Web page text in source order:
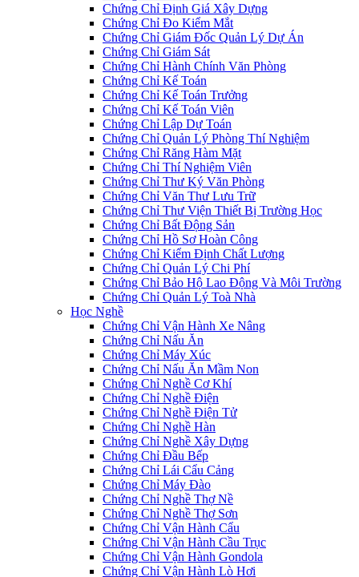
Chứng Chỉ Định Giá Xây Dựng
Chứng Chỉ Đo Kiểm Mắt
Chứng Chỉ Giám Đốc Quản Lý Dự Án
Chứng Chỉ Giám Sát
Chứng Chỉ Hành Chính Văn Phòng
Chứng Chỉ Kế Toán
Chứng Chỉ Kế Toán Trưởng
Chứng Chỉ Kế Toán Viên
Chứng Chỉ Lập Dự Toán
Chứng Chỉ Quản Lý Phòng Thí Nghiệm
Chứng Chỉ Răng Hàm Mặt
Chứng Chỉ Thí Nghiệm Viên
Chứng Chỉ Thư Ký Văn Phòng
Chứng Chỉ Văn Thư Lưu Trữ
Chứng Chỉ Thư Viện Thiết Bị Trường Học
Chứng Chỉ Bất Động Sản
Chứng Chỉ Hồ Sơ Hoàn Công
Chứng Chỉ Kiểm Định Chất Lượng
Chứng Chỉ Quản Lý Chi Phí
Chứng Chỉ Bảo Hộ Lao Động Và Môi Trường
Chứng Chỉ Quản Lý Toà Nhà
Học Nghề
Chứng Chỉ Vận Hành Xe Nâng
Chứng Chỉ Nấu Ăn
Chứng Chỉ Máy Xúc
Chứng Chỉ Nấu Ăn Mầm Non
Chứng Chỉ Nghề Cơ Khí
Chứng Chỉ Nghề Điện
Chứng Chỉ Nghề Điện Tử
Chứng Chỉ Nghề Hàn
Chứng Chỉ Nghề Xây Dựng
Chứng Chỉ Đầu Bếp
Chứng Chỉ Lái Cẩu Cảng
Chứng Chỉ Máy Đào
Chứng Chỉ Nghề Thợ Nề
Chứng Chỉ Nghề Thợ Sơn
Chứng Chỉ Vận Hành Cẩu
Chứng Chỉ Vận Hành Cầu Trục
Chứng Chỉ Vận Hành Gondola
Chứng Chỉ Vận Hành Lò Hơi